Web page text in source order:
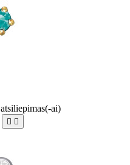
atsiliepimas(-ai)
 